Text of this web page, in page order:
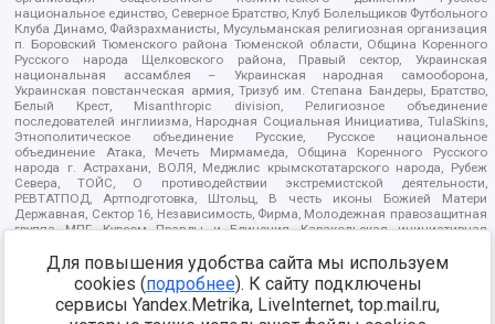
национальное единство, Северное Братство, Клуб Болельщиков Футбольного
Клуба Динамо, Файзрахманисты, Мусульманская религиозная организация
п. Боровский Тюменского района Тюменской области, Община Коренного
Русского народа Щелковского района, Правый сектор, Украинская
национальная ассамблея – Украинская народная самооборона,
Украинская повстанческая армия, Тризуб им. Степана Бандеры, Братство,
Белый Крест, Misanthropic division, Религиозное объединение
последователей инглиизма, Народная Социальная Инициатива, TulaSkins,
Этнополитическое объединение Русские, Русское национальное
объединение Атака, Мечеть Мирмамеда, Община Коренного Русского
народа г. Астрахани, ВОЛЯ, Меджлис крымскотатарского народа, Рубеж
Севера, ТОЙС, О противодействии экстремистской деятельности,
РЕВТАТПОД, Артподготовка, Штольц, В честь иконы Божией Матери
Державная, Сектор 16, Независимость, Фирма, Молодежная правозащитная
группа МПГ, Курсом Правды и Единения, Каракольская инициативная
Благотворительный пансионат Ак Умут, Русская республика Русь,
Арестантское уголовное единство, Башкорт, Нация и свобода, W.H.С., Фалунь
Дафа, Иртыш Ultras, Русский Патриотический клуб-Новокузнецк/РПК,
Сибирский державный союз, Фонд борьбы с коррупцией, Фонд защиты прав
Для повышения удобства сайта мы используем
cookies (подробнее). К сайту подключены
сервисы Yandex.Metrika, LiveInternet, top.mail.ru,